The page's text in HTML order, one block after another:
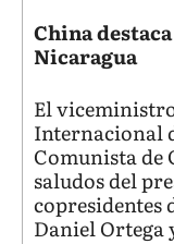
China
Nicaragua
El
Internacional
Comunista
saludos del
copresidentes
Daniel